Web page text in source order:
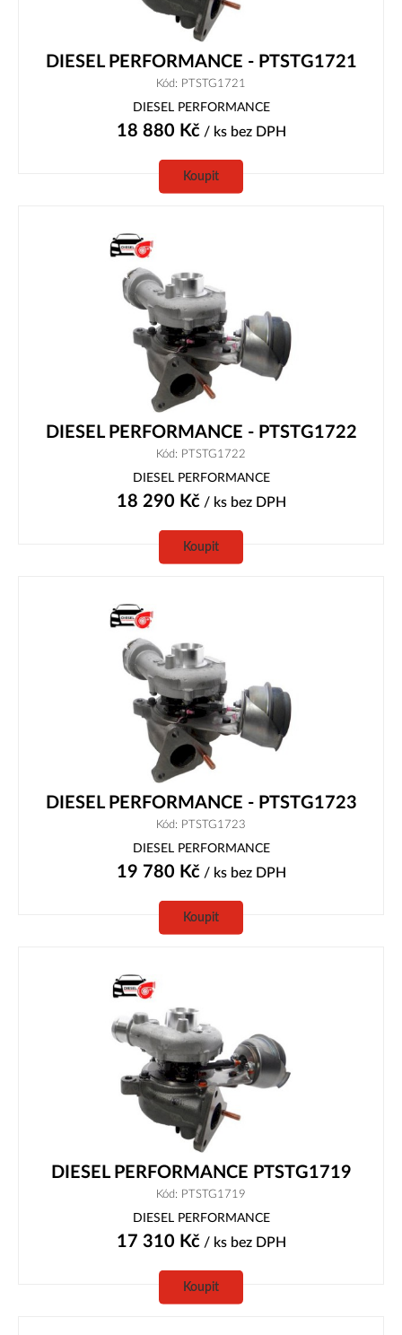
DIESEL PERFORMANCE - PTSTG1721
Kód: PTSTG1721
DIESEL PERFORMANCE
18 880 Kč/ ks bez DPH
Koupit
DIESEL PERFORMANCE - PTSTG1722
Kód: PTSTG1722
DIESEL PERFORMANCE
18 290 Kč/ ks bez DPH
Koupit
DIESEL PERFORMANCE - PTSTG1723
Kód: PTSTG1723
DIESEL PERFORMANCE
19 780 Kč/ ks bez DPH
Koupit
DIESEL PERFORMANCE PTSTG1719
Kód: PTSTG1719
DIESEL PERFORMANCE
17 310 Kč/ ks bez DPH
Koupit